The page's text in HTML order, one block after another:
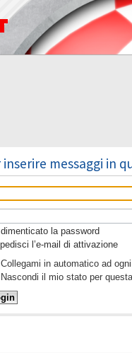
inserire messaggi in
dimenticato la password
l’e-mail di attivazione
Collegami in automatico ad
Nascondi il mio stato per